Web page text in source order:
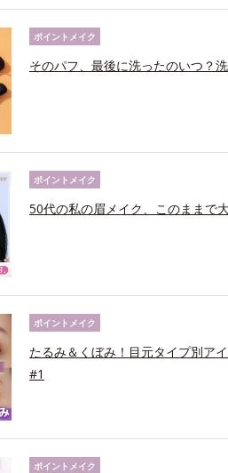
ポイントメイク
そのパフ、最後に洗ったのいつ？
ポイントメイク
50代の私の眉メイク、このままで
ポイントメイク
たるみ＆くぼみ！目元タイプ別ア
#1
ポイントメイク